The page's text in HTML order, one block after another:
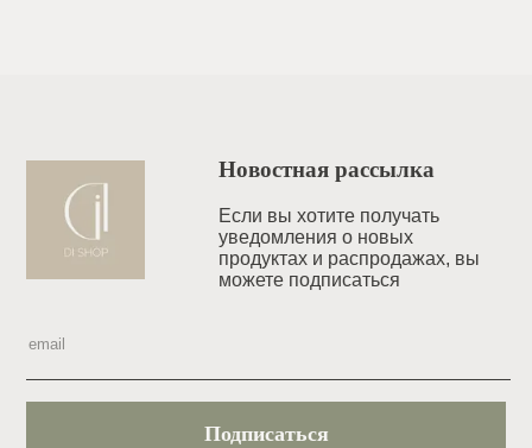
Новостная рассылка
Если вы хотите получать
уведомления o новых
продуктах и распродажах, вы
можете подписаться
Подписаться